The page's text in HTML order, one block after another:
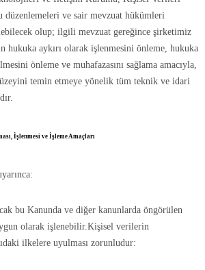
düzenlemeleri ve sair mevzuat hükümleri
olup; ilgili mevzuat gereğince şirketimiz
hukuka aykırı olarak işlenmesini önleme, hukuka
önleme ve muhafazasını sağlama amacıyla,
temin etmeye yönelik tüm teknik ve idari
İşlenmesi ve İşleme Amaçları
bu Kanunda ve diğer kanunlarda öngörülen
olarak işlenebilir.Kişisel verilerin
ilkelere uyulması zorunludur: